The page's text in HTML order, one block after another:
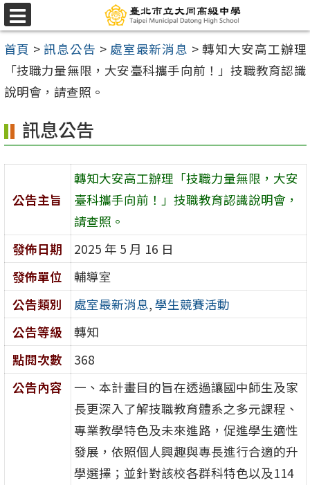
跳
至
主
內
區
選
單
首頁 >訊息公告 > 處室最新消息 >轉知大安高工辦理
「技職力量無限，大安臺科攜手向前！」技職教育認識
說明會，請查照。
訊息公告
公告主旨
轉知大安高工辦理「技職力量無限，大安
臺科攜手向前！」技職教育認識說明會，
請查照。
發佈日期
2025 年 5 月 16 日
發佈單位
輔導室
公告類別
處室最新消息, 學生競賽活動
公告等級
轉知
點閱次數
368
公告內容
一、本計畫目的旨在透過讓國中師生及家
長更深入了解技職教育體系之多元課程、
專業教學特色及未來進路，促進學生適性
發展，依照個人興趣與專長進行合適的升
學選擇；並針對該校各群科特色以及114